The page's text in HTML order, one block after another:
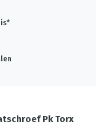
Pk Torx